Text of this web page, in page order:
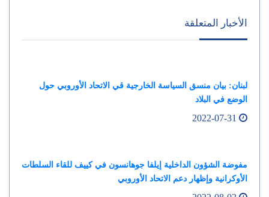
الأخبار المتعلقة
لبنان: بيان منسق السياسة الخارجية قي الاتحاد الأوروبي حول
الوضع في البلاد
مفوضة الشؤون الداخلية إيلفا جوهانسون في كييف للقاء السلطات
الأوكرانية وإظهار دعم الاتحاد الأوروبي